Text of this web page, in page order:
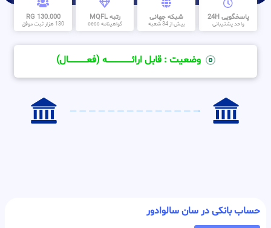
پاسخگویی 24H
واحد پشتیبانی
شبکه جهانی
بیش از 34 شعبه
رتبه MQFL
گواهینامه cess
130.000 RG
130 هزار ثبت موفق
وضعیت : قابل ارائــــــــــــــــــــه (فعـــــــــــــــال)
حساب بانکی در سان سالوادور